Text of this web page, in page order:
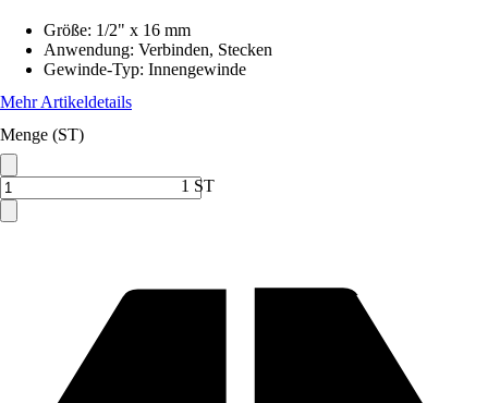
Größe: 1/2" x 16 mm
Anwendung: Verbinden, Stecken
Gewinde-Typ: Innengewinde
Mehr Artikeldetails
Menge (ST)
1 ST